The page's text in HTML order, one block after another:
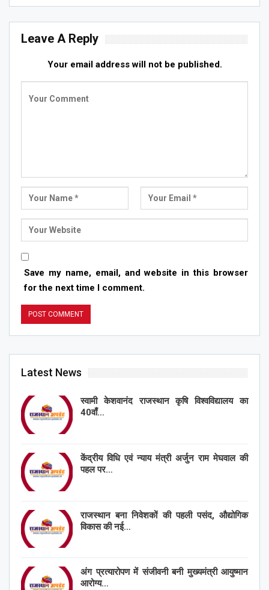
Leave A Reply
Your email address will not be published.
Save my name, email, and website in this browser
for the next time I comment.
Latest News
स्वामी केशवानंद राजस्थान कृषि विश्वविद्यालय का
40वाँ…
केंद्रीय विधि एवं न्याय मंत्री अर्जुन राम मेघवाल की
पहल पर…
राजस्थान बना निवेशकों की पहली पसंद, औद्योगिक
विकास की नई…
अंग प्रत्यारोपण में संजीवनी बनी मुख्यमंत्री आयुष्मान
आरोग्य…